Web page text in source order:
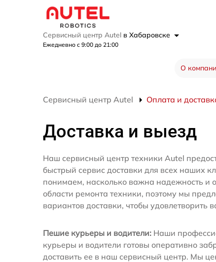
Сервисный центр Autel в Хабаровске
Ежедневно с 9:00 до 21:00
О
Сервисный центр Autel Оплата и
Доставка и выезд
Наш сервисный центр техники Autel
быстрый сервис доставки для всех наших
понимаем, насколько важна надежность и
области ремонта техники, поэтому мы
вариантов доставки, чтобы удовлетворить
Пешие курьеры и водители: Наши
курьеры и водители готовы оперативно
доставить ее в наш сервисный центр. Мы